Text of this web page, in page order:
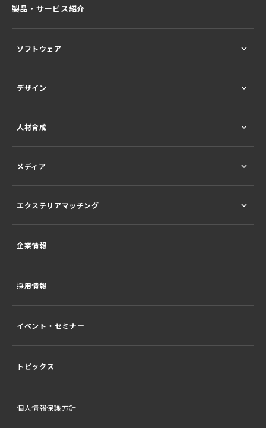
製品・サービス紹介
ソフトウェア
デザイン
人材育成
メディア
エクステリアマッチング
企業情報
採用情報
イベント・セミナー
トピックス
個人情報保護方針